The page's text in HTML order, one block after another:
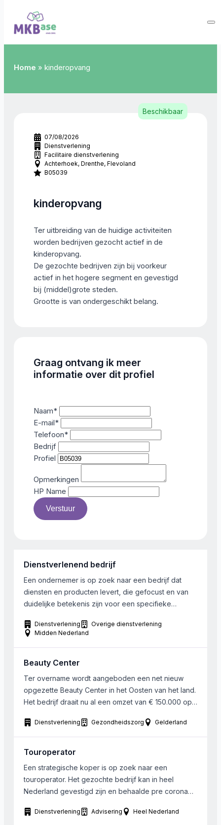
Home » kinderopvang
07/08/2026
Dienstverlening
Facilitaire dienstverlening
Achterhoek Drenthe Flevoland
B05039
kinderopvang
Ter uitbreiding van de huidige activiteiten
worden bedrijven gezocht actief in de
kinderopvang.
De gezochte bedrijven zijn bij voorkeur
actief in het hogere segment en gevestigd
bij (middel)grote steden.
Grootte is van ondergeschikt belang.
Beschikbaar
Graag ontvang ik meer
informatie over dit profiel
Naam*
E-mail*
Telefoon*
Bedrijf
Profiel
Opmerkingen
HP Name
Verstuur
Dienstverlenend bedrijf
Een ondernemer is op zoek naar een bedrijf dat
diensten en producten levert, die gefocust en van
duidelijke betekenis zijn voor een specifieke
ondernemers etc. Product/dienst heeft hoge
meerwaarde. Onderscheidend en herkenbaarheid
gemaakt door slimme, enthousiaste en positieve
mensen die als team werken […]
Dienstverlening
Overige dienstverlening
Midden Nederland
Beauty Center
Ter overname wordt aangeboden een net nieuw
opgezette Beauty Center in het Oosten van het land.
Het bedrijf draait nu al een omzet van € 150.000 op
Pedicure, tatoeage verwijdering, wenkbrauwen,
hairextensions, cryolipolyse (vetbevriezing), visagie,
vitamen en mineralen infusen, injectables,
ontharen en een drietal […]
Dienstverlening Gezondheidszorg Gelderland
Touroperator
Een strategische koper is op zoek naar een
touroperator. Het gezochte bedrijf kan in heel
Nederland gevestigd zijn en behaalde pre corona
investering behoort ook tot de mogelijkheden.
Dienstverlening Advisering Heel Nederland